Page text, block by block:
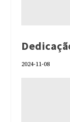
2024-11-08